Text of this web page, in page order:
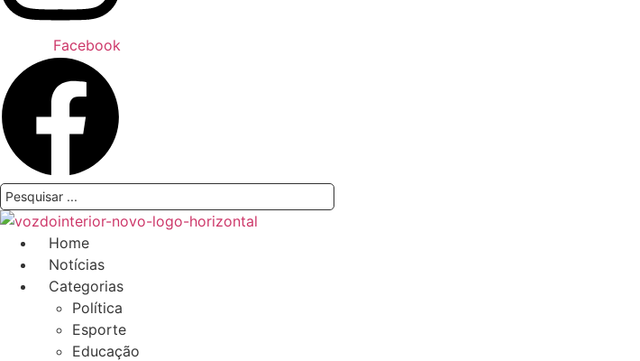
Facebook
Pesquisar
...
Home
Notícias
Categorias
Política
Esporte
Educação